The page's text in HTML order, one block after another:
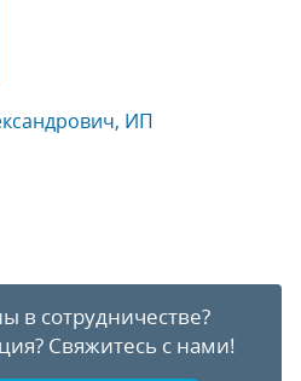
ИП
в сотрудничестве?
Свяжитесь с нами!